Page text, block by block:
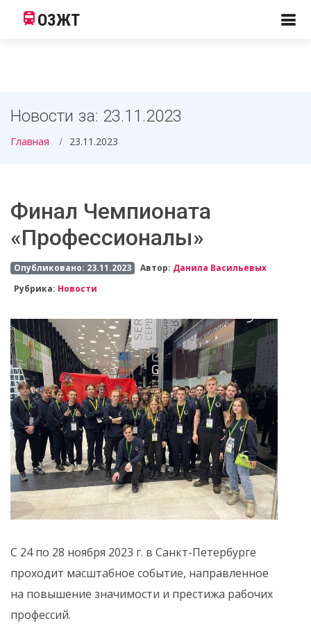
ОЗЖТ
Новости за: 23.11.2023
Главная 23.11.2023
Финал Чемпионата
«Профессионалы»
Опубликовано: 23.11.2023 Автор: Данила Васильевых
Рубрика: Новости
С 24 по 28 ноября 2023 г. в Санкт-Петербурге
проходит масштабное событие, направленное
на повышение значимости и престижа рабочих
профессий.